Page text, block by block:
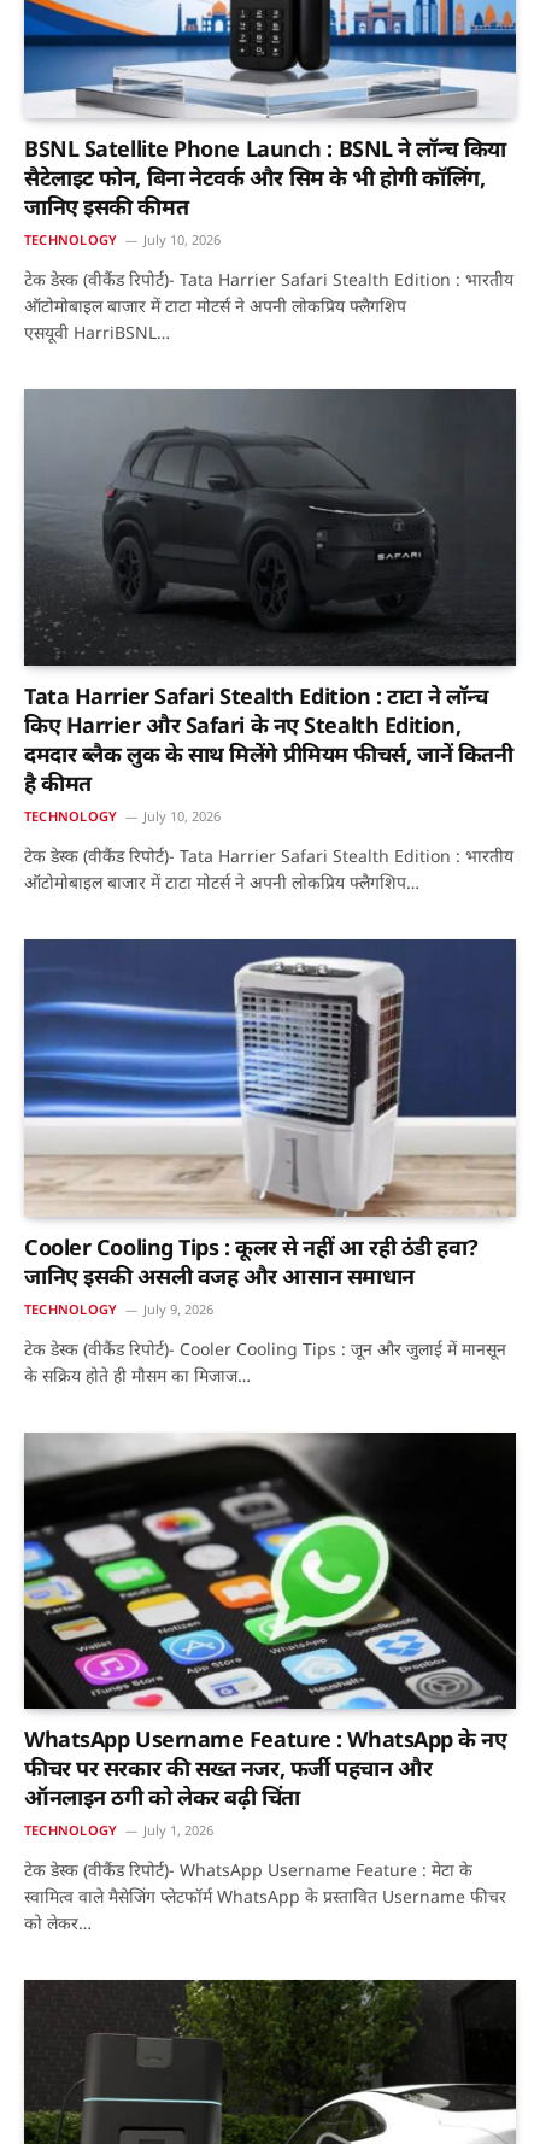
BSNL Satellite Phone Launch : BSNL ने लॉन्च किया
सैटेलाइट फोन, बिना नेटवर्क और सिम के भी होगी कॉलिंग,
जानिए इसकी कीमत
TECHNOLOGY July 10, 2026
टेक डेस्क (वीकैंड रिपोर्ट)- Tata Harrier Safari Stealth Edition : भारतीय
ऑटोमोबाइल बाजार में टाटा मोटर्स ने अपनी लोकप्रिय फ्लैगशिप
एसयूवी HarriBSNL…
Tata Harrier Safari Stealth Edition : टाटा ने लॉन्च
किए Harrier और Safari के नए Stealth Edition,
दमदार ब्लैक लुक के साथ मिलेंगे प्रीमियम फीचर्स, जानें कितनी
है कीमत
TECHNOLOGY July 10, 2026
टेक डेस्क (वीकैंड रिपोर्ट)- Tata Harrier Safari Stealth Edition : भारतीय
ऑटोमोबाइल बाजार में टाटा मोटर्स ने अपनी लोकप्रिय फ्लैगशिप…
Cooler Cooling Tips : कूलर से नहीं आ रही ठंडी हवा?
जानिए इसकी असली वजह और आसान समाधान
TECHNOLOGY July 9, 2026
टेक डेस्क (वीकैंड रिपोर्ट)- Cooler Cooling Tips : जून और जुलाई में मानसून
के सक्रिय होते ही मौसम का मिजाज…
WhatsApp Username Feature : WhatsApp के नए
फीचर पर सरकार की सख्त नजर, फर्जी पहचान और
ऑनलाइन ठगी को लेकर बढ़ी चिंता
TECHNOLOGY July 1, 2026
टेक डेस्क (वीकैंड रिपोर्ट)- WhatsApp Username Feature : मेटा के
स्वामित्व वाले मैसेजिंग प्लेटफॉर्म WhatsApp के प्रस्तावित Username फीचर
को लेकर…